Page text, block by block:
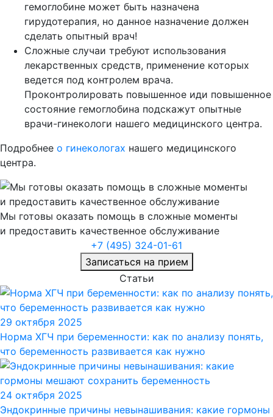
гемоглобине может быть назначена
гирудотерапия, но данное назначение должен
сделать опытный врач!
Сложные случаи требуют использования
лекарственных средств, применение которых
ведется под контролем врача.
Проконтролировать повышенное иди повышенное
состояние гемоглобина подскажут опытные
врачи-гинекологи нашего медицинского центра.
Подробнее о гинекологах нашего медицинского
центра.
Мы готовы оказать помощь в сложные моменты
и предоставить качественное обслуживание
+7 (495) 324-01-61
Записаться на прием
Статьи
29 октября 2025
Норма ХГЧ при беременности: как по анализу понять,
что беременность развивается как нужно
24 октября 2025
Эндокринные причины невынашивания: какие гормоны